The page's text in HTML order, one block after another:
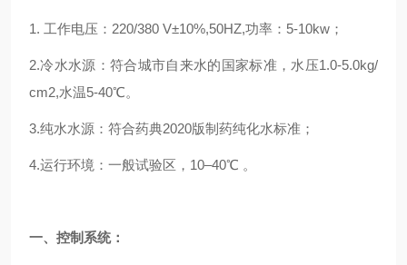
1. 工作电压：220/380 V±10%,50HZ,功率：5-10kw；
2.冷水水源：符合城市自来水的国家标准，水压1.0-5.0kg/
cm2,水温5-40℃。
3.纯水水源：符合药典2020版制药纯化水标准；
4.运行环境：一般试验区，10–40℃ 。
一、 控制系统：